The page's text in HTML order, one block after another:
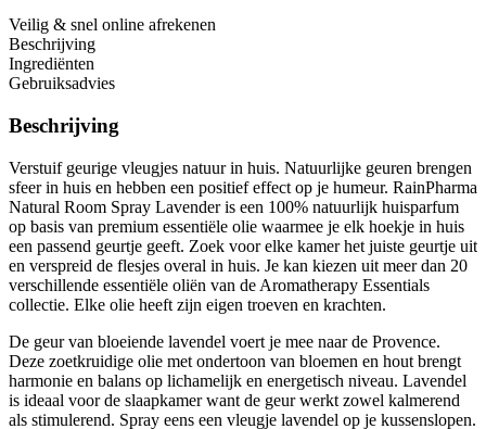
Veilig & snel online afrekenen
Beschrijving
Ingrediënten
Gebruiksadvies
Beschrijving
Verstuif geurige vleugjes natuur in huis. Natuurlijke geuren brengen
sfeer in huis en hebben een positief effect op je humeur. RainPharma
Natural Room Spray Lavender is een 100% natuurlijk huisparfum
op basis van premium essentiële olie waarmee je elk hoekje in huis
een passend geurtje geeft. Zoek voor elke kamer het juiste geurtje uit
en verspreid de flesjes overal in huis. Je kan kiezen uit meer dan 20
verschillende essentiële oliën van de Aromatherapy Essentials
collectie. Elke olie heeft zijn eigen troeven en krachten.
De geur van bloeiende lavendel voert je mee naar de Provence.
Deze zoetkruidige olie met ondertoon van bloemen en hout brengt
harmonie en balans op lichamelijk en energetisch niveau. Lavendel
is ideaal voor de slaapkamer want de geur werkt zowel kalmerend
als stimulerend. Spray eens een vleugje lavendel op je kussenslopen.